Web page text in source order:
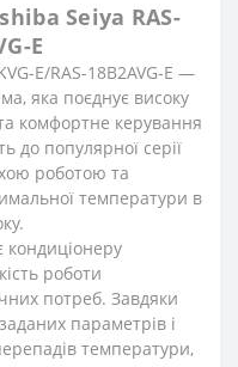
Seiya RAS-
E
E/RAS-18B2AVG-E —
яка поєднує високу
комфортне керування
до популярної серії
роботою та
температури в
кондиціонеру
роботи
потреб. Завдяки
параметрів і
температури,